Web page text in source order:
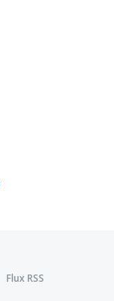
Flux RSS